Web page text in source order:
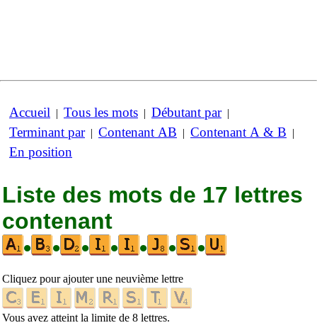
Accueil | Tous les mots | Débutant par|
Terminant par| Contenant AB | Contenant A & B |
En position
Liste des mots de 17 lettres
contenant
•
• • • • • •
Cliquez pour ajouter une neuvième lettre
Vous avez atteint la limite de 8 lettres.